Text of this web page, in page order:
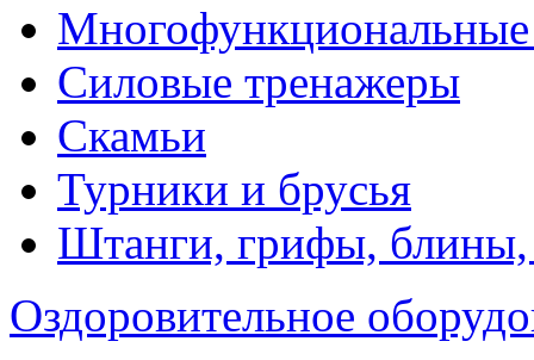
Силовые тренажеры
Скамьи
Турники и брусья
Штанги, грифы, блины,
Оздоровительное